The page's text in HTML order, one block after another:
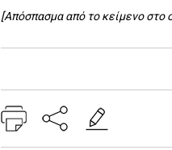
[Απόσπασμα από το κείμενο στο